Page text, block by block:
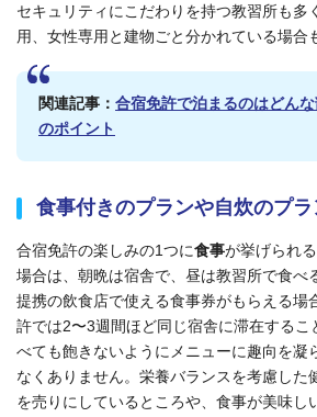
セキュリティにこだわりを持つ教習所も多
用、女性専用と建物ごと分かれている場合
関連記事： 合宿免許で泊まるのはどん
のポイント
食事付きのプランや自炊のプラ
合宿免許の楽しみの1つに食事が挙げられ
場合は、朝晩は宿舎で、昼は教習所で食べ
提携の飲食店で使える食事券がもらえる場
許では2〜3週間ほど同じ宿舎に滞在するこ
べても飽きないようにメニューに趣向を凝
なくありません。栄養バランスを考慮した
を売りにしているところや、食事が美味し